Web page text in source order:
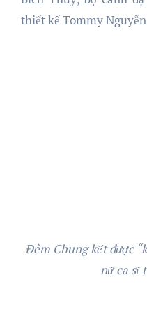
thiết kế Tommy
Đêm Chung kết được
nữ ca sĩ